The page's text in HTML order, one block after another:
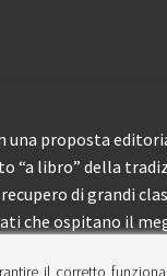
proposta
libro” della
di grandi
che ospitano il
il corretto